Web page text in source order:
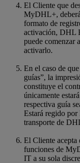
El Cliente que
MyDHL+,
formato de
activación, DHL
puede comenzar
activarlo.
En el caso de
guías”, la
constituye el
únicamente
respectiva guía
Estará regido
transporte de
El Cliente
funciones de
IT a su sola